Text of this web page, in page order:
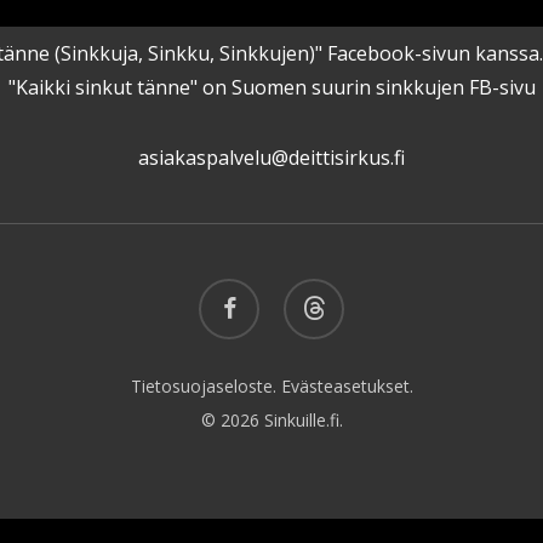
(Sinkkuja, Sinkku, Sinkkujen)" Facebook-sivun
"Kaikki sinkut tänne" on Suomen suurin sinkkujen FB-sivu
asiakaspalvelu@deittisirkus.fi
facebook threads
Tietosuojaseloste. Evästeasetukset.
© 2026 Sinkuille.fi.